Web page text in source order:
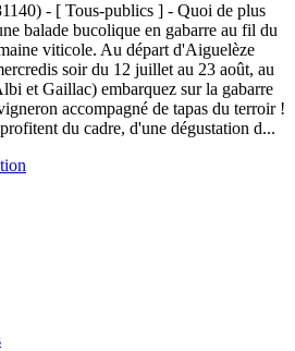
- [ Tous-publics ] - Quoi de plus
balade bucolique en gabarre au fil du
viticole. Au départ d'Aiguelèze
soir du 12 juillet au 23 août, au
et Gaillac) embarquez sur la gabarre
accompagné de tapas du terroir !
du cadre, d'une dégustation d...